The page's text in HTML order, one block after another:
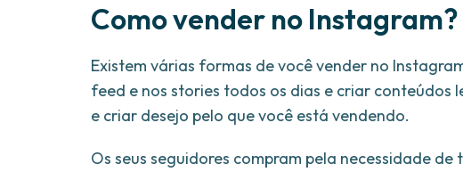
Como vender no Instagram?
Existem várias formas de você vender no
feed e nos stories todos os dias e criar conteúdos
e criar desejo pelo que você está vendendo.
Os seus seguidores compram pela necessidade